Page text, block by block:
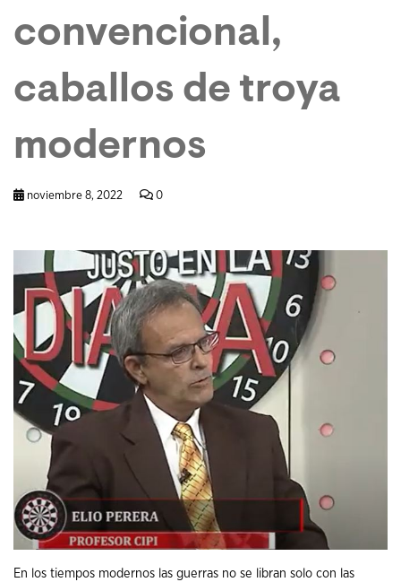
convencional,
caballos de troya
modernos
noviembre 8, 2022 0
En los tiempos modernos las guerras no se libran solo con las